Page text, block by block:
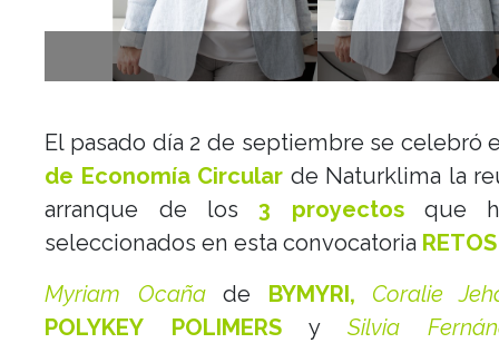
El pasado día 2 de septiembre se celebró
de Economía Circular de Naturklima la
arranque de los 3 proyectosque
seleccionados en esta convocatoria
Myriam Ocañade BYMYRI,
Coralie
POLYKEY POLIMERSySilvia